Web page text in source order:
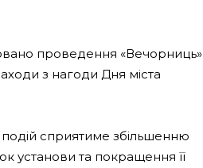
проведення «Вечорниць»
з нагоди Дня міста
сприятиме збільшенню
установи та покращення її